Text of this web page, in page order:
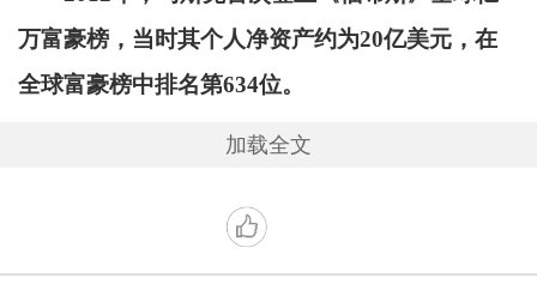
万富豪榜，当时其个人净资产约为20亿美元，在
全球富豪榜中排名第634位。
加载全文